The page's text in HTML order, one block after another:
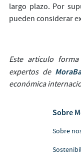
largo plazo. Por
pueden considerar
Este artículo
expertos de
económica
Sobre
Sobre